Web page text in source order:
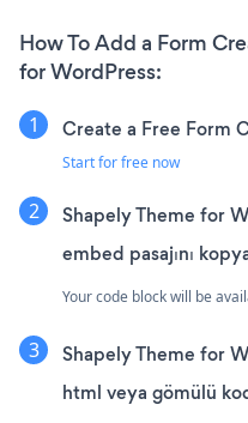
How To Add a Form
for WordPress:
Create a Free Form
Start for free now
Shapely Theme for
embed pasajını
Your code block will be
Shapely Theme for
html veya gömülü